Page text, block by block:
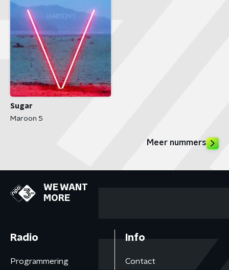
Sugar
Maroon 5
Meer nummers
WE WANT
MORE
Radio
Programmering
Info
Contact